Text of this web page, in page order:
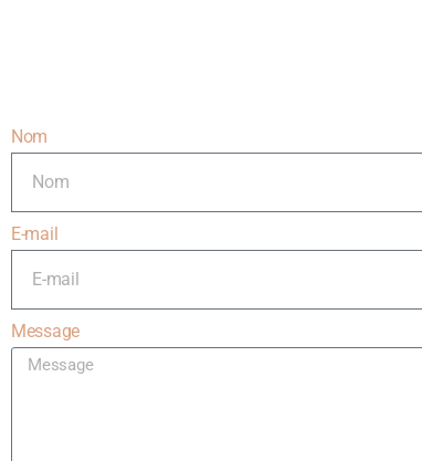
Nom
E-mail
Message